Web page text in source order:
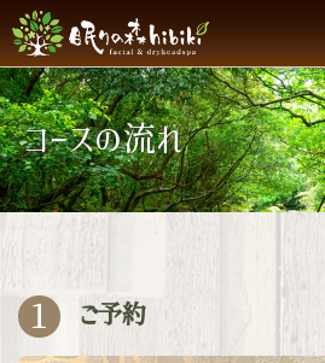
コースの流れ
1 ご予約